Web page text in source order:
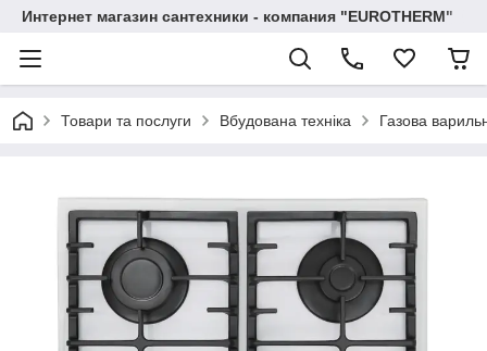
Интернет магазин сантехники - компания "EUROTHERM"
Товари та послуги Вбудована техніка Газова